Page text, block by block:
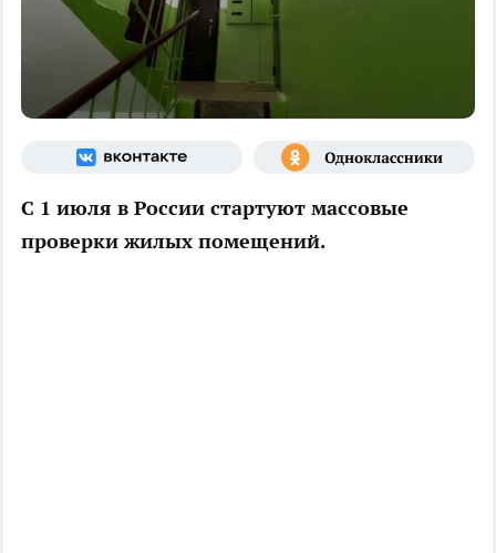
С 1 июля в России стартуют массовые
проверки жилых помещений.